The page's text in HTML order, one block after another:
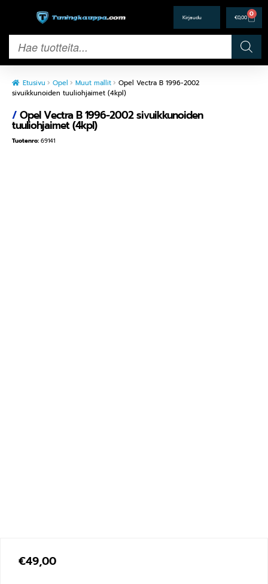
€0,00 0
Etusivu Opel Muut mallit
Opel Vectra B 1996-2002
sivuikkunoiden tuuliohjaimet (4kpl)
/Opel Vectra B 1996-2002 sivuikkunoiden
tuuliohjaimet (4kpl)
Tuotenro: 69141
€49,00